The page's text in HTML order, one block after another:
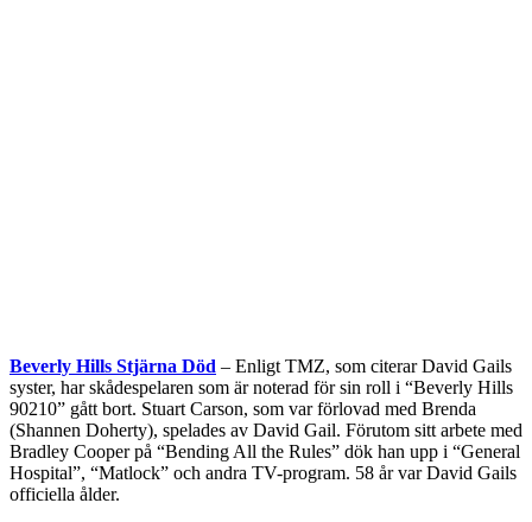
Beverly Hills Stjärna Död – Enligt TMZ, som citerar David Gails
syster, har skådespelaren som är noterad för sin roll i “Beverly Hills
90210” gått bort. Stuart Carson, som var förlovad med Brenda
(Shannen Doherty), spelades av David Gail. Förutom sitt arbete med
Bradley Cooper på “Bending All the Rules” dök han upp i “General
Hospital”, “Matlock” och andra TV-program. 58 år var David Gails
officiella ålder.